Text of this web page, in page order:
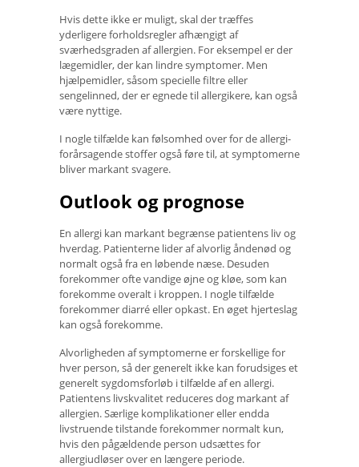
Hvis dette ikke er muligt, skal der træffes
yderligere forholdsregler afhængigt af
sværhedsgraden af ​​allergien. For eksempel er der
lægemidler, der kan lindre symptomer. Men
hjælpemidler, såsom specielle filtre eller
sengelinned, der er egnede til allergikere, kan også
være nyttige.
I nogle tilfælde kan følsomhed over for de allergi-
forårsagende stoffer også føre til, at symptomerne
bliver markant svagere.
Outlook og prognose
En allergi kan markant begrænse patientens liv og
hverdag. Patienterne lider af alvorlig åndenød og
normalt også fra en løbende næse. Desuden
forekommer ofte vandige øjne og kløe, som kan
forekomme overalt i kroppen. I nogle tilfælde
forekommer diarré eller opkast. En øget hjerteslag
kan også forekomme.
Alvorligheden af ​​symptomerne er forskellige for
hver person, så der generelt ikke kan forudsiges et
generelt sygdomsforløb i tilfælde af en allergi.
Patientens livskvalitet reduceres dog markant af
allergien. Særlige komplikationer eller endda
livstruende tilstande forekommer normalt kun,
hvis den pågældende person udsættes for
allergiudløser over en længere periode.